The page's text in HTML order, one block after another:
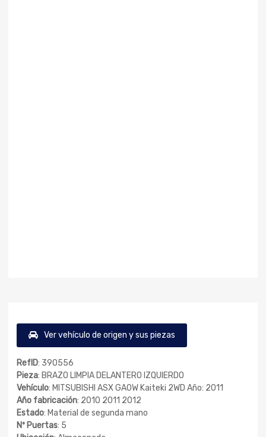
Ver vehículo de origen y sus piezas
RefID: 390556
Pieza: BRAZO LIMPIA DELANTERO IZQUIERDO
Vehículo: MITSUBISHI ASX GA0W Kaiteki 2WD Año: 2011
Año fabricación: 2010 2011 2012
Estado: Material de segunda mano
Nº Puertas: 5